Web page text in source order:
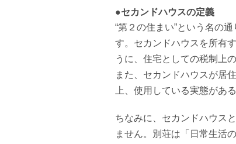
●セカンドハウスの定義
“第２の住まい”という名の
す。セカンドハウスを所有
うに、住宅としての税制上
また、セカンドハウスが居
上、使用している実態があ
ちなみに、セカンドハウス
ません。別荘は「日常生活